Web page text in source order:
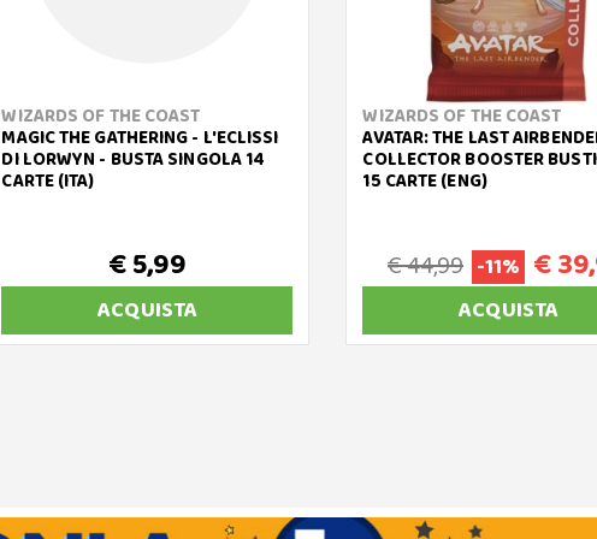
WIZARDS OF THE COAST
MAGIC THE GATHERING - L'ECLISSI
DI LORWYN - BUSTA SINGOLA 14
CARTE (ITA)
€ 5,99
ACQUISTA
WIZARDS OF THE COAST
AVATAR: THE LAST
COLLECTOR BOOSTER
15 CARTE (ENG)
€ 44,99 -11% €
ACQUISTA